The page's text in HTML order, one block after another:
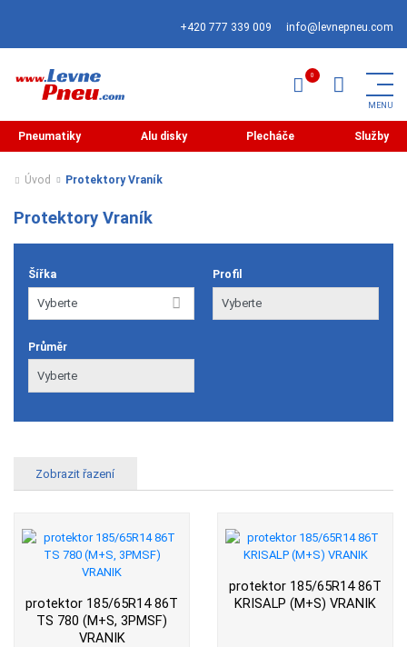
+420 777 339 009 info@levnepneu.com
Pneumatiky Alu disky Plecháče Služby
Úvod Protektory Vraník
Protektory Vraník
Šířka Profil
Průměr
protektor 185/65R14 86T
TS 780 (M+S, 3PMSF)
VRANIK
protektor 185/65R14 86T
KRISALP (M+S) VRANIK